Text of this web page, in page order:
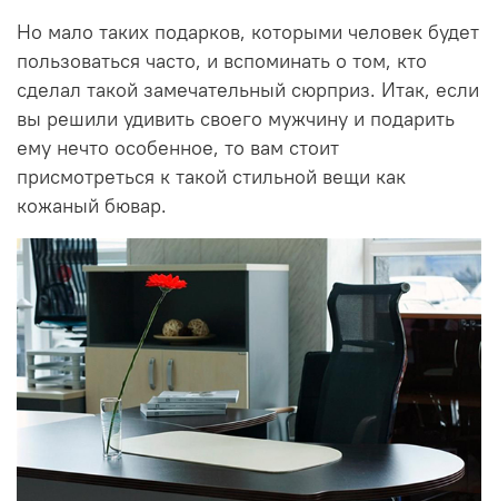
Но мало таких подарков, которыми человек будет
пользоваться часто, и вспоминать о том, кто
сделал такой замечательный сюрприз. Итак, если
вы решили удивить своего мужчину и подарить
ему нечто особенное, то вам стоит
присмотреться к такой стильной вещи как
кожаный бювар.